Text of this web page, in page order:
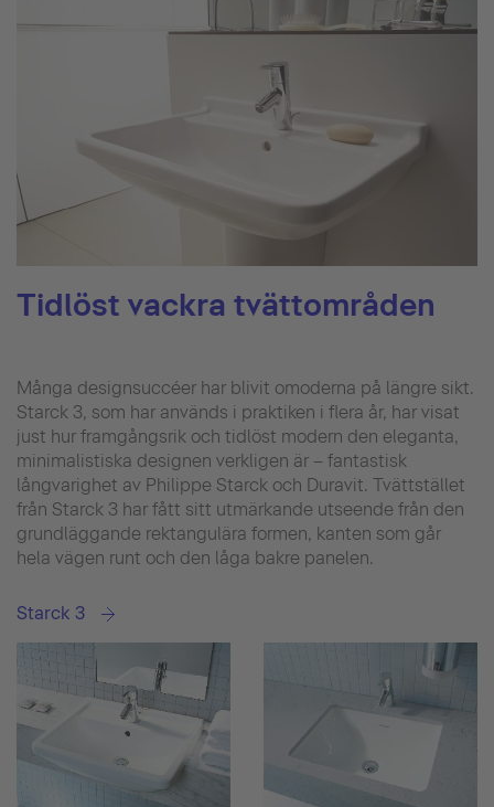
Tidlöst vackra tvättområden
Många designsuccéer har blivit omoderna på längre sikt.
Starck 3, som har används i praktiken i flera år, har visat
just hur framgångsrik och tidlöst modern den eleganta,
minimalistiska designen verkligen är – fantastisk
långvarighet av Philippe Starck och Duravit. Tvättstället
från Starck 3 har fått sitt utmärkande utseende från den
grundläggande rektangulära formen, kanten som går
hela vägen runt och den låga bakre panelen.
Starck 3